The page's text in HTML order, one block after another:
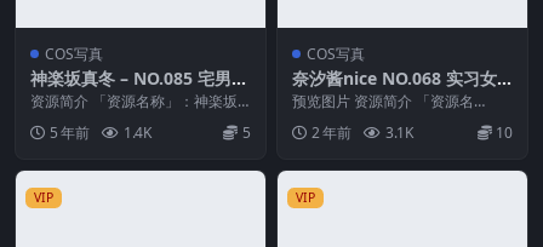
COS写真
神楽坂真冬 – NO.085 宅男福
利兔女郎与钢管《バニーバブ
ル》[150P2V-828MB]
资源简介 「资源名称」：神楽坂
真冬 – NO.085 宅男福利兔女郎与
钢管《バニ...
5 年前 1.4K 5
COS写真
奈汐酱nice NO.068 实习女
警[82P3V-248MB]
预览图片 资源简介 「资源名
称」：奈汐酱nice NO.068 实习女
警[82P...
2 年前 3.1K 10
VIP VIP